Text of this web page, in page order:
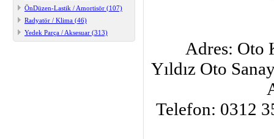
ÖnDüzen-Lastik / Amortisör (107)
Radyatör / Klima (46)
Yedek Parça / Aksesuar (313)
Adres: Oto
Yıldız Oto
Telefon: 0312